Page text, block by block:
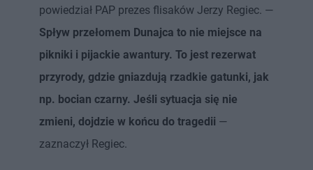
powiedział PAP prezes flisaków Jerzy Regiec. —
Spływ przełomem Dunajca to nie miejsce na
pikniki i pijackie awantury. To jest rezerwat
przyrody, gdzie gniazdują rzadkie gatunki, jak
np. bocian czarny. Jeśli sytuacja się nie
zmieni, dojdzie w końcu do tragedii —
zaznaczył Regiec.